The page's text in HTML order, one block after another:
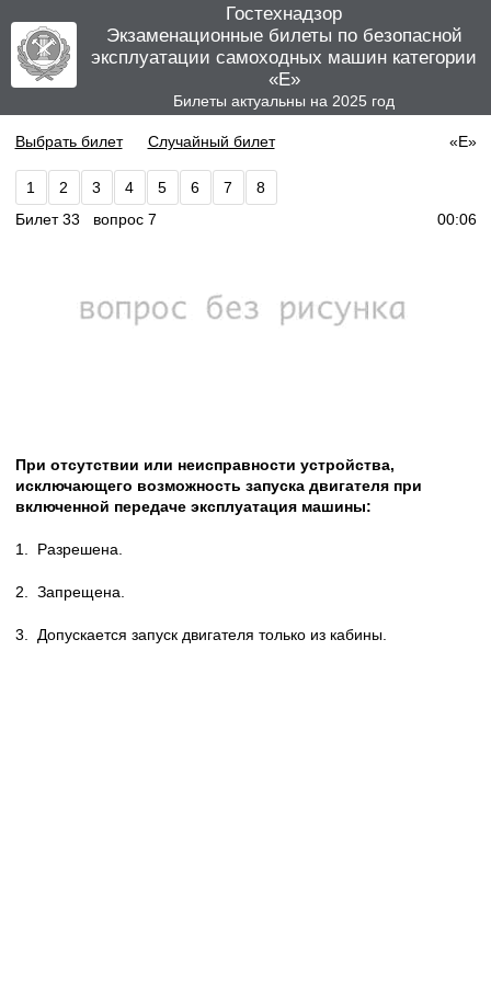
Гостехнадзор
Экзаменационные билеты по безопасной
эксплуатации самоходных машин категории
«E»
Билеты актуальны на 2025 год
Выбрать билет Случайный билет «E»
1 2 3 4 5 6 7
8
Билет 33 вопрос 7
00:06
При отсутствии или неисправности устройства,
исключающего возможность запуска двигателя при
включенной передаче эксплуатация машины:
1. Разрешена.
2. Запрещена.
3. Допускается запуск двигателя только из кабины.